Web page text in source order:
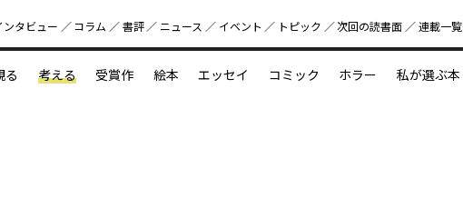
好書好日
ンタビュー コラム 書評 ニュース イベント トピック 次回の読書⾯ 連載一覧
る 考える 受賞作 絵本 エッセイ コミック ホラー 私が選ぶ本